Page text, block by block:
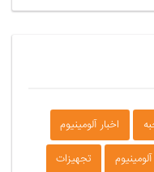
اخبار آلومينيوم
تجهيزات